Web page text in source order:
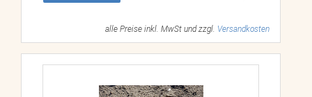
alle Preise inkl. MwSt und zzgl. Versandkosten